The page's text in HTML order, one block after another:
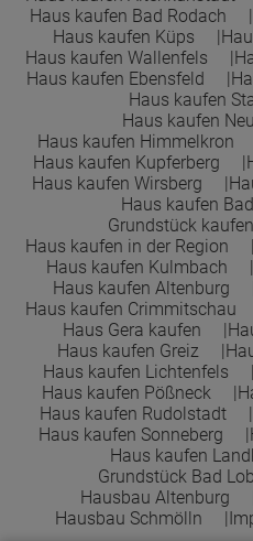
Haus kaufen Bad Rodach
Haus kaufen Küps
Haus kaufen Wallenfels
Haus kaufen Ebensfeld
Haus kaufen
Haus kaufen
Haus kaufen Himmelkron
Haus kaufen Kupferberg
Haus kaufen Wirsberg
Haus kaufen
Grundstück
Haus kaufen in der Region
Haus kaufen Kulmbach
Haus kaufen Altenburg
Haus kaufen Crimmitschau
Haus Gera kaufen
Haus kaufen Greiz
Haus kaufen Lichtenfels
Haus kaufen Pößneck
Haus kaufen Rudolstadt
Haus kaufen Sonneberg
Haus kaufen
Grundstück Bad
Hausbau Altenburg
Hausbau Schmölln